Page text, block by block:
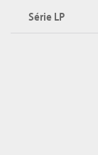
Série LP